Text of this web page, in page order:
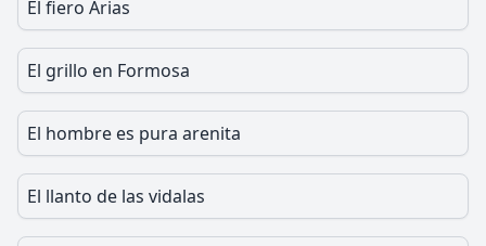
El fiero Arias
El grillo en Formosa
El hombre es pura arenita
El llanto de las vidalas